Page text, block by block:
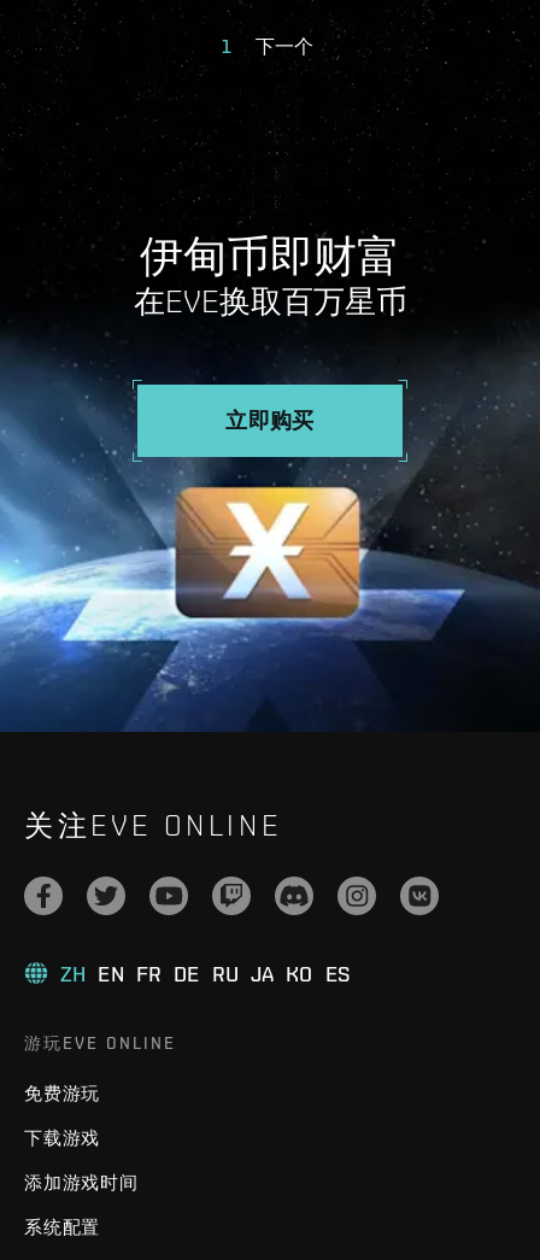
1 下一个
伊甸币即财富
在EVE换取百万星币
立即购买
关注EVE ONLINE
ZH EN FR DE RU JA KO ES
游玩EVE ONLINE
免费游玩
下载游戏
添加游戏时间
系统配置